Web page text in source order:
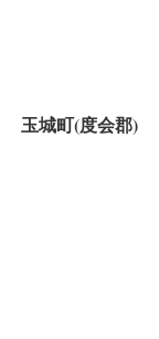
玉城町(度会郡)